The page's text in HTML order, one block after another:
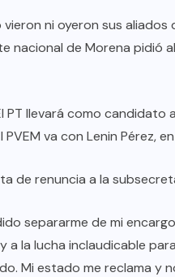
vieron ni oyeron sus aliados
nacional de Morena pidió
PT llevará como
PVEM va con Lenin Pérez,
de renuncia a la
separarme de mi
a la lucha inclaudicable
Mi estado me reclama y